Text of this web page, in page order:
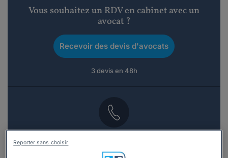
Vous souhaitez un RDV en cabinet avec un
avocat ?
Recevoir des devis d'avocats
3 devis en 48h
Vous souhaitez une consultation par
téléphone ?
Reporter sans choisir